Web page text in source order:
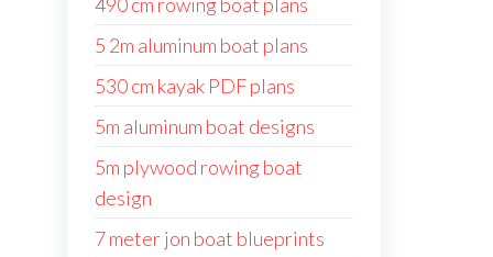
5 2m aluminum boat plans
530 cm kayak PDF plans
5m aluminum boat designs
5m plywood rowing boat
design
7 meter jon boat blueprints